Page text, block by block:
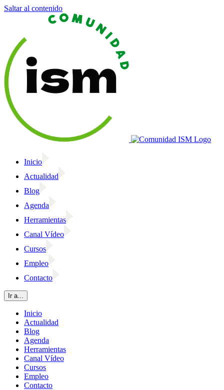
Saltar al contenido
Inicio
Actualidad
Blog
Agenda
Herramientas
Canal Vídeo
Cursos
Empleo
Contacto
Ir a...
Inicio
Actualidad
Blog
Agenda
Herramientas
Canal Vídeo
Cursos
Empleo
Contacto